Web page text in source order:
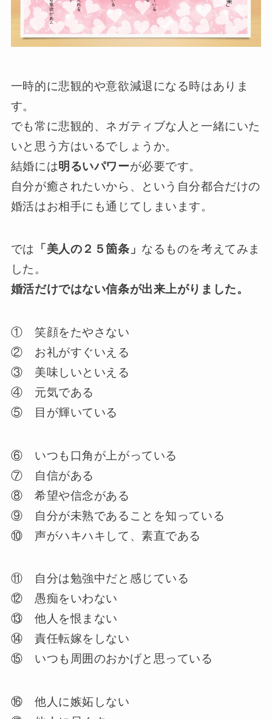
一時的に悲観的や意欲減退になる時はありま
す。
でも常に悲観的、ネガティブな人と一緒にいた
いと思う方はいるでしょうか。
結婚には明るいパワーが必要です。
自分が癒されたいから、という自分都合だけの
婚活はお相手にも通じてしまいます。
では 「美人の２５箇条」 なるものを考えてみま
した。
婚活だけではない信条が出来上がりました。
① 笑顔をたやさない
② お礼がすぐいえる
③ 美味しいといえる
④ 元気である
⑤ 目が輝いている
⑥ いつも口角が上がっている
⑦ 自信がある
⑧ 希望や信念がある
⑨ 自分が未熟であることを知っている
⑩ 声がハキハキして、素直である
⑪ 自分は勉強中だと感じている
⑫ 愚痴をいわない
⑬ 他人を恨まない
⑭ 責任転嫁をしない
⑮ いつも周囲のおかげと思っている
⑯ 他人に嫉妬しない